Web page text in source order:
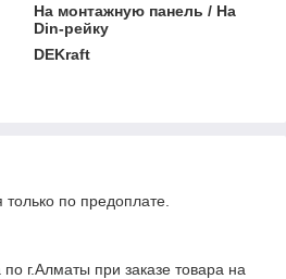
На монтажную панель / На
Din-рейку
DEKraft
только по предоплате.
г.Алматы при заказе товара на